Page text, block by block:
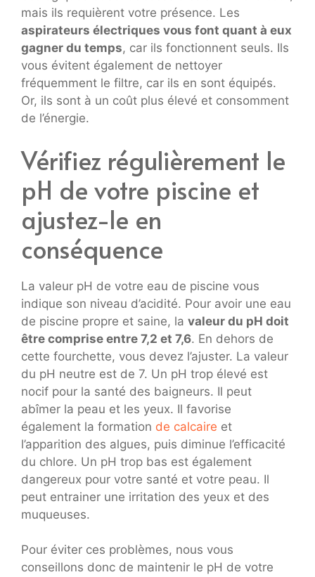
mais ils requièrent votre présence. Les
aspirateurs électriques vous font quant à eux
gagner du temps, car ils fonctionnent seuls. Ils
vous évitent également de nettoyer
fréquemment le filtre, car ils en sont équipés.
Or, ils sont à un coût plus élevé et consomment
de l’énergie.
Vérifiez régulièrement le
pH de votre piscine et
ajustez-le en
conséquence
La valeur pH de votre eau de piscine vous
indique son niveau d’acidité. Pour avoir une eau
de piscine propre et saine, la valeur du pH doit
être comprise entre 7,2 et 7,6. En dehors de
cette fourchette, vous devez l’ajuster. La valeur
du pH neutre est de 7. Un pH trop élevé est
nocif pour la santé des baigneurs. Il peut
abîmer la peau et les yeux. Il favorise
également la formation de calcaire et
l’apparition des algues, puis diminue l’efficacité
du chlore. Un pH trop bas est également
dangereux pour votre santé et votre peau. Il
peut entrainer une irritation des yeux et des
muqueuses.
Pour éviter ces problèmes, nous vous
conseillons donc de maintenir le pH de votre